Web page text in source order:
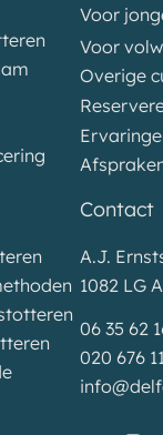
Voor
Voor
Overige
Contact
A.J.
1082 LG
06 35 62
020 676